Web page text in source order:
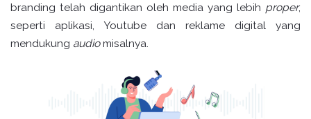
branding telah digantikan oleh media yang lebih proper,
seperti aplikasi, Youtube dan reklame digital yang
mendukung audiomisalnya.